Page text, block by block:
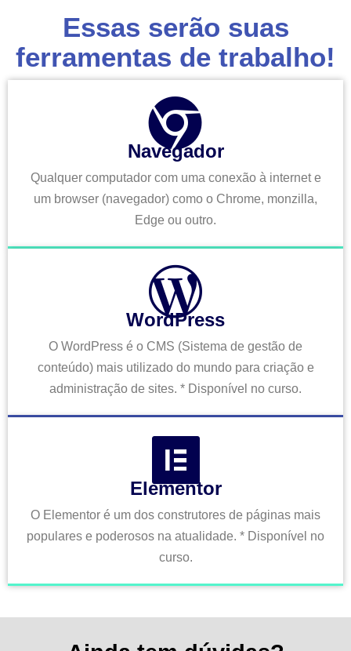
Essas serão suas
ferramentas de trabalho!
Navegador
Qualquer computador com uma conexão à internet e
um browser (navegador) como o Chrome, monzilla,
Edge ou outro.
WordPress
O WordPress é o CMS (Sistema de gestão de
conteúdo) mais utilizado do mundo para criação e
administração de sites. * Disponível no curso.
Elementor
O Elementor é um dos construtores de páginas mais
populares e poderosos na atualidade. * Disponível no
curso.